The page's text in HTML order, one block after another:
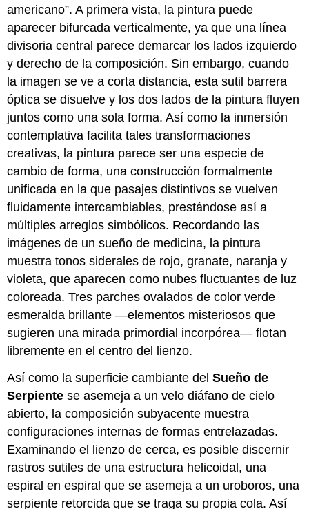
americano”. A primera vista, la pintura puede
aparecer bifurcada verticalmente, ya que una línea
divisoria central parece demarcar los lados izquierdo
y derecho de la composición. Sin embargo, cuando
la imagen se ve a corta distancia, esta sutil barrera
óptica se disuelve y los dos lados de la pintura fluyen
juntos como una sola forma. Así como la inmersión
contemplativa facilita tales transformaciones
creativas, la pintura parece ser una especie de
cambio de forma, una construcción formalmente
unificada en la que pasajes distintivos se vuelven
fluidamente intercambiables, prestándose así a
múltiples arreglos simbólicos. Recordando las
imágenes de un sueño de medicina, la pintura
muestra tonos siderales de rojo, granate, naranja y
violeta, que aparecen como nubes fluctuantes de luz
coloreada. Tres parches ovalados de color verde
esmeralda brillante —elementos misteriosos que
sugieren una mirada primordial incorpórea— flotan
libremente en el centro del lienzo.
Así como la superficie cambiante delSueño de
Serpiente se asemeja a un velo diáfano de cielo
abierto, la composición subyacente muestra
configuraciones internas de formas entrelazadas.
Examinando el lienzo de cerca, es posible discernir
rastros sutiles de una estructura helicoidal, una
espiral en espiral que se asemeja a un uroboros, una
serpiente retorcida que se traga su propia cola. Así